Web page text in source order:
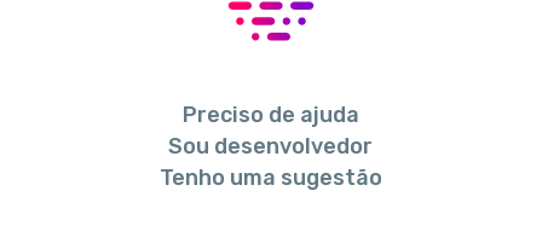
Preciso de ajuda
Sou desenvolvedor
Tenho uma sugestão